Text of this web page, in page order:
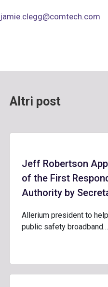
jamie.clegg@comtech.com
Altri post
Jeff Robertson
of the First
Authority by
Allerium president to
public safety broadband…